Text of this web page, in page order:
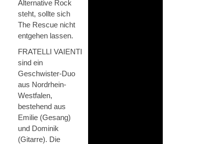
Alternative Rock
steht, sollte sich
The Rescue nicht
entgehen lassen.
FRATELLI VAIENTI
sind ein
Geschwister-Duo
aus Nordrhein-
Westfalen,
bestehend aus
Emilie (Gesang)
und Dominik
(Gitarre). Die